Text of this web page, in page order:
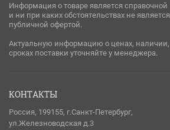
Информация о товаре является справочной
и ни при каких обстоятельствах не является
публичной офертой.
Актуальную информацию о ценах, наличии,
сроках поставки уточняйте у менеджера.
КОНТАКТЫ
Россия, 199155, г.Санкт-Петербург,
ул.Железноводская д.3